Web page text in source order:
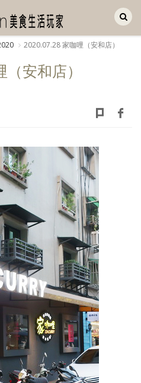
2020.07.28 家咖哩（安和店）
安和店）